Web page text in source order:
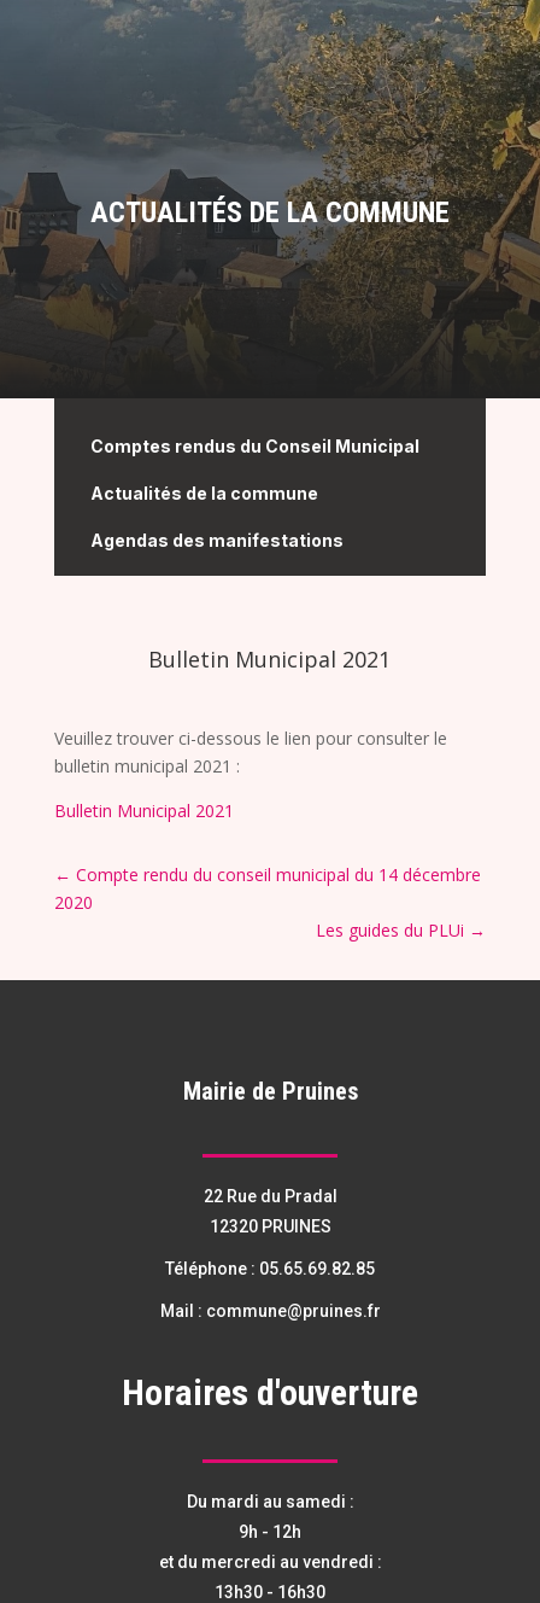
ACTUALITÉS DE LA COMMUNE
Comptes rendus du Conseil Municipal
Actualités de la commune
Agendas des manifestations
Bulletin Municipal 2021
Veuillez trouver ci-dessous le lien pour consulter le
bulletin municipal 2021 :
Bulletin Municipal 2021
← Compte rendu du conseil municipal du 14 décembre
2020
Les guides du PLUi →
Mairie de Pruines
22 Rue du Pradal
12320 PRUINES
Téléphone : 05.65.69.82.85
Mail : commune@pruines.fr
Horaires d'ouverture
Du mardi au samedi :
9h - 12h
et du mercredi au vendredi :
13h30 - 16h30